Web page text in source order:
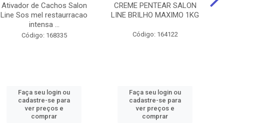
Ativador de Cachos Salon
Line Sos mel restaurracao
intensa ...
Código: 168335
Faça seu login ou
cadastre-se para
ver preços e
comprar
CREME PENTEAR SALON
LINE BRILHO MAXIMO 1KG
Código: 164122
Faça seu login ou
cadastre-se para
ver preços e
comprar